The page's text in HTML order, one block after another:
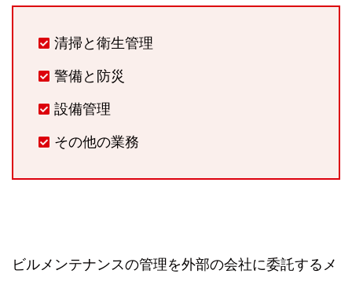
清掃と衛生管理
警備と防災
設備管理
その他の業務
ビルメンテナンスの管理を外部の会社に委託するメ